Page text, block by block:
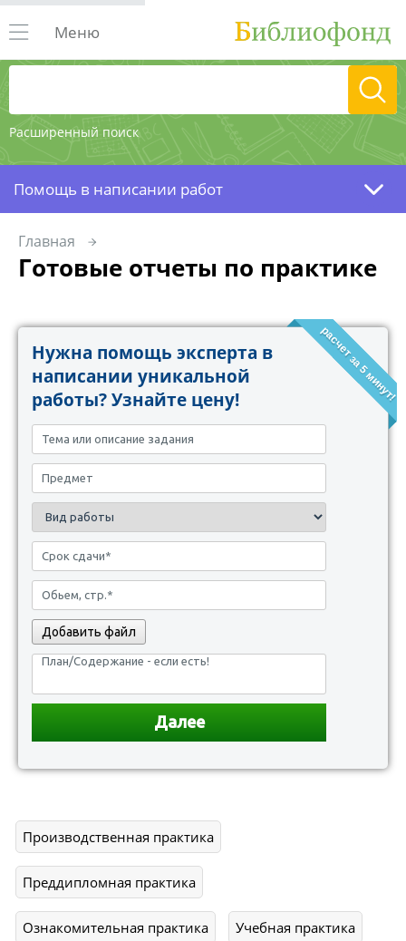
Расширенный поиск
Меню
Помощь в написании работ
Главная
Готовые отчеты по практике
расчет за 5 минут!
Нужна помощь эксперта в
написании уникальной
работы? Узнайте цену!
Добавить файл
Производственная практика
Преддипломная практика
Ознакомительная практика Учебная практика